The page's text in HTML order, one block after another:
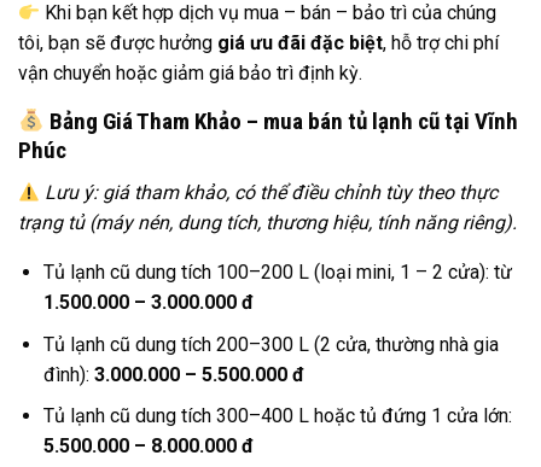
Khi bạn kết hợp dịch vụ mua – bán – bảo trì của chúng
tôi, bạn sẽ được hưởng giá ưu đãi đặc biệt, hỗ trợ chi phí
vận chuyển hoặc giảm giá bảo trì định kỳ.
Bảng Giá Tham Khảo – mua bán tủ lạnh cũ tại Vĩnh
Phúc
Lưu ý: giá tham khảo, có thể điều chỉnh tùy theo thực
trạng tủ (máy nén, dung tích, thương hiệu, tính năng riêng).
Tủ lạnh cũ dung tích 100–200 L (loại mini, 1 – 2 cửa): từ
1.500.000 – 3.000.000 đ
Tủ lạnh cũ dung tích 200–300 L (2 cửa, thường nhà gia
đình): 3.000.000 – 5.500.000 đ
Tủ lạnh cũ dung tích 300–400 L hoặc tủ đứng 1 cửa lớn:
5.500.000 – 8.000.000 đ